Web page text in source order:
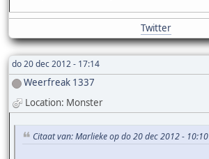
Twitter
do 20 dec 2012 - 17:14
Weerfreak 1337
Location: Monster
Citaat van: Marlieke op do 20 dec 2012 - 10:10